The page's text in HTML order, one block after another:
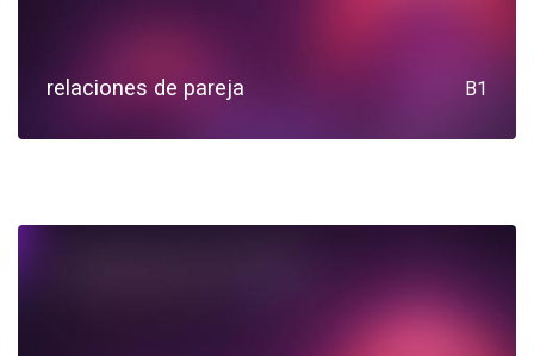
relaciones de pareja B1